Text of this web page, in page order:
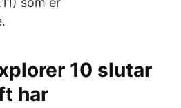
10 slutar
har